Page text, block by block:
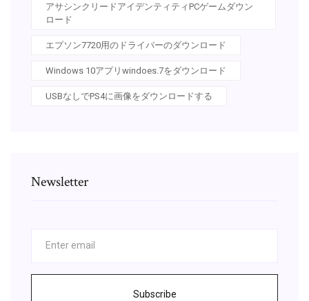
アサシンクリードアイデンティティPCゲームダウン
ロード
エプソン7720用のドライバーのダウンロード
Windows 10アプリwindoes.7をダウンロード
USBなしでPS4に画像をダウンロードする
Newsletter
Subscribe